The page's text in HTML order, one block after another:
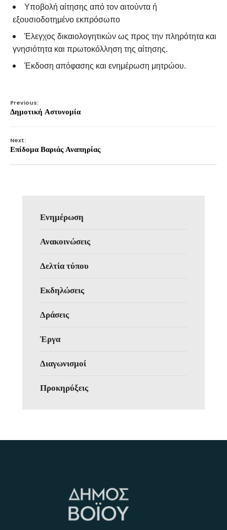
Υποβολή αίτησης από τον αιτούντα ή
εξουσιοδοτημένο εκπρόσωπο
Έλεγχος δικαιολογητικών ως προς την πληρότητα και
γνησιότητα και πρωτοκόλληση της αίτησης.
Έκδοση απόφασης και ενημέρωση μητρώου.
Previous:
Δημοτική Αστυνομία
Next:
Επίδομα Βαριάς Αναπηρίας
Ενημέρωση
Ανακοινώσεις
Δελτία τύπου
Εκδηλώσεις
Δράσεις
Έργα
Διαγωνισμοί
Προκηρύξεις